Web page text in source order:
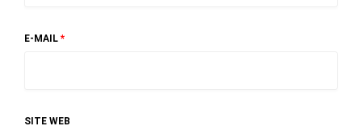
E-MAIL *
SITE WEB